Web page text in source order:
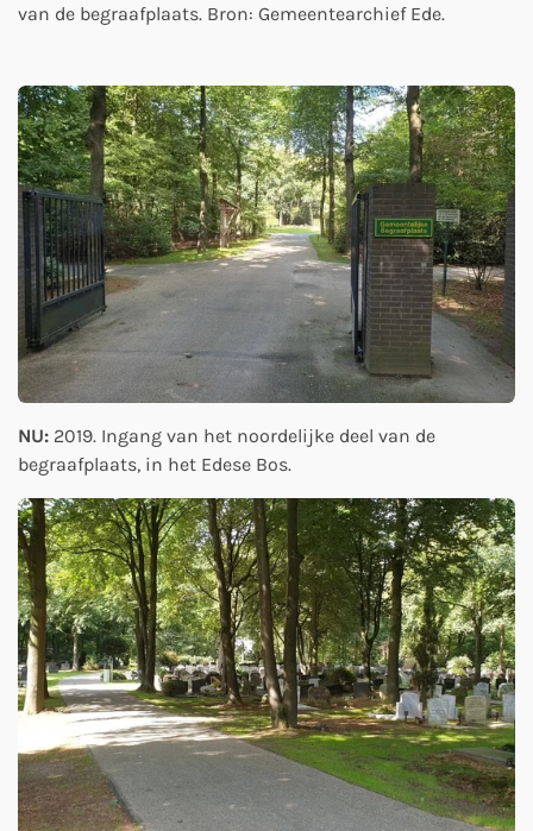
van de begraafplaats. Bron: Gemeentearchief Ede.
NU: 2019. Ingang van het noordelijke deel van de
begraafplaats, in het Edese Bos.